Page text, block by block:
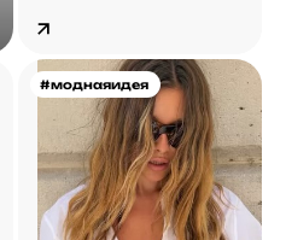
#моднаяидея